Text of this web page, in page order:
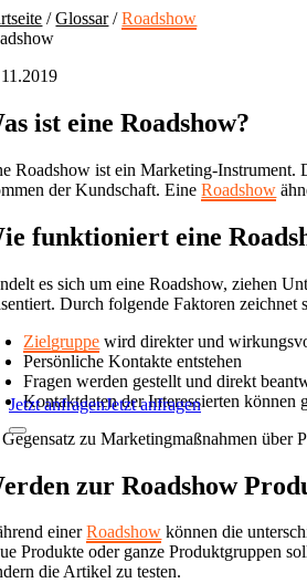
Skip
to
Jetzt anfragenJetzt anfragen
Toggle
/ Glossar / Roadshow
ist eine Roadshow?
Roadshow ist ein Marketing-Instrument.
der Kundschaft. EineRoadshow
funktioniert eine
es sich um eine Roadshow, ziehen
Durch folgende Faktoren zeichnet
Zielgruppe wird direkter und
Persönliche Kontakte entstehen
Fragen werden gestellt und direkt
Kontaktdaten der Interessierten können
zu Marketingmaßnahmen über
zur Roadshow
einerRoadshow können die
Produkte oder ganze Produktgruppen
die Artikel zu testen.